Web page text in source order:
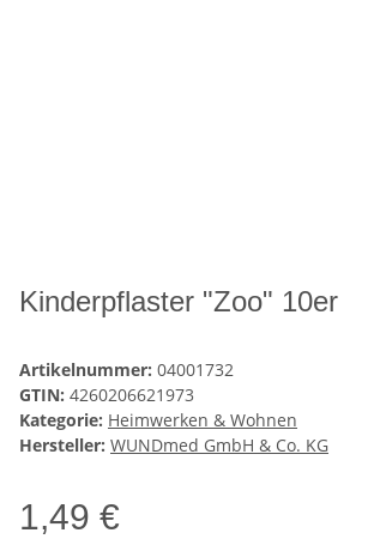
Kinderpflaster "Zoo" 10er
Artikelnummer: 04001732
GTIN: 4260206621973
Kategorie: Heimwerken & Wohnen
Hersteller: WUNDmed GmbH & Co. KG
1,49 €